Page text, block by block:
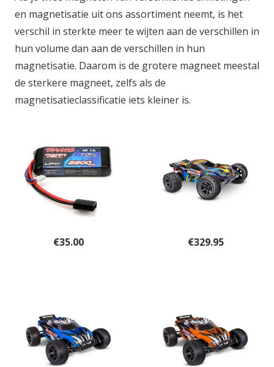
en magnetisatie uit ons assortiment neemt, is het
verschil in sterkte meer te wijten aan de verschillen in
hun volume dan aan de verschillen in hun
magnetisatie. Daarom is de grotere magneet meestal
de sterkere magneet, zelfs als de
magnetisatieclassificatie iets kleiner is.
€35.00 €329.95